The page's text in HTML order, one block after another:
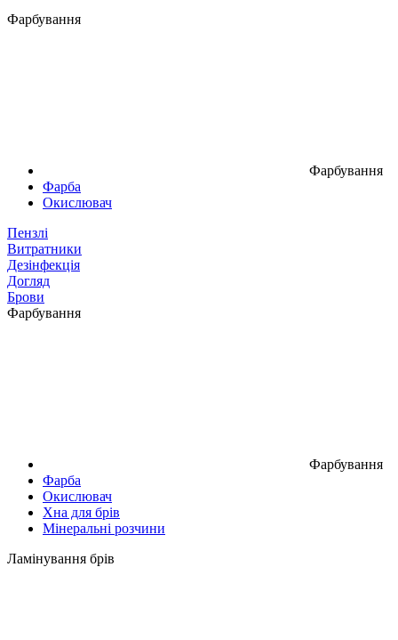
Фарбування
Фарбування
Фарба
Окислювач
Пензлі
Витратники
Дезінфекція
Догляд
Брови
Фарбування
Фарбування
Фарба
Окислювач
Хна для брів
Мінеральні розчини
Ламінування брів